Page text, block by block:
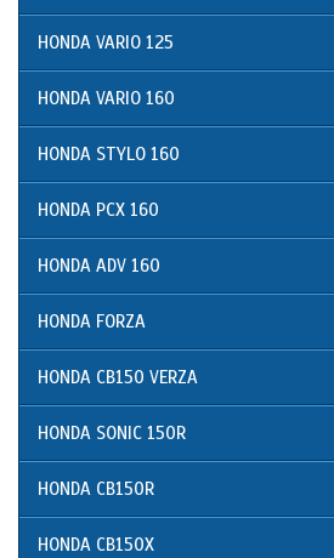
HONDA VARIO 125
HONDA VARIO 160
HONDA STYLO 160
HONDA PCX 160
HONDA ADV 160
HONDA FORZA
HONDA CB150 VERZA
HONDA SONIC 150R
HONDA CB150R
HONDA CB150X